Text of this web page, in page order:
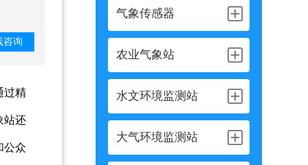
气象传感器
农业气象站
水文环境监测站
大气环境监测站
咨询
过精
站还
公众